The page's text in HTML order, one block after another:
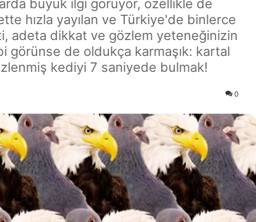
büyük ilgi görüyor, özellikle de
hızla yayılan ve Türkiye'de binlerce
adeta dikkat ve gözlem yeteneğinizin
görünse de oldukça karmaşık: kartal
kediyi 7 saniyede bulmak!
0